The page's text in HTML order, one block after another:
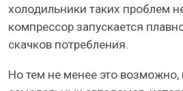
холодильники таких проблем
компрессор запускается
скачков потребления.
Но тем не менее это возможно,